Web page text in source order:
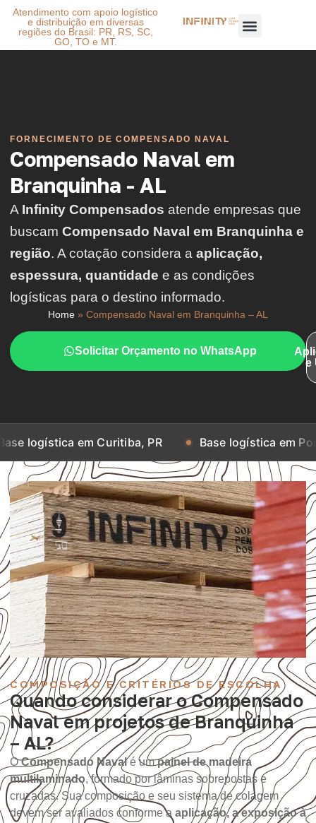
Atendimento com apoio logístico
e distribuição em diversas
regiões do Brasil: PR, RS, SC,
GO, TO e MT.
FORNECIMENTO DE COMPENSADO NAVAL
Compensado Naval em
Branquinha - AL
A Infinity Compensados atende empresas que
buscam Compensado Naval em Branquinha e
região. A cotação considera a aplicação,
espessura, quantidade e as condições
logísticas para o destino informado.
Home » Compensado Naval em Branquinha – AL
Solicitar Orçamento no WhatsApp
e
em Curitiba, PR Base logística em Porto Alegre,
COMPOSIÇÃO E CRITÉRIOS DE ESCOLHA
Quando considerar o Compensado
Naval em projetos de Branquinha
– AL?
OCompensado Navalé umpainel de madeira
multilaminado, formado por lâminas sobrepostas e
cruzadas. Sua composição e seu sistema de colagem
devem ser avaliados conforme a aplicação, a exposição à